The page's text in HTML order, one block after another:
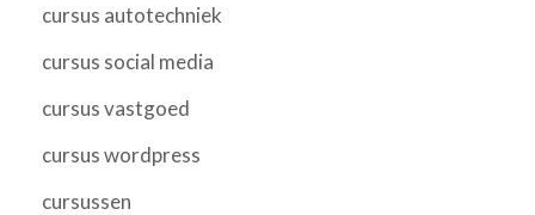
cursus autotechniek
cursus social media
cursus vastgoed
cursus wordpress
cursussen